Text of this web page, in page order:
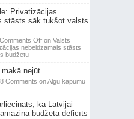
Privatizācijas
stāsts sāk tukšot valsts
Comments Offon Valsts
nebeidzamais stāsts
budžetu
nejūt
Comments on Algu kāpumu
ka Latvijai
budžeta deficīts